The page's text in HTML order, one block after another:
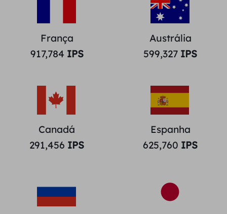
França
917,784 IPS
Austrália
599,327 IPS
Canadá
291,456 IPS
Espanha
625,760 IPS